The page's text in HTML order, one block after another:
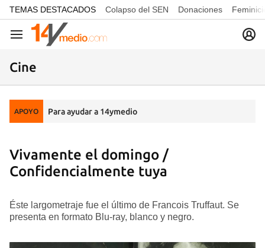
common.go-to-content
TEMAS DESTACADOS Colapso del SEN Donaciones
Navegación
Cine
APOYO Para ayudar a 14ymedio
Vivamente el domingo /
Confidencialmente tuya
Éste largometraje fue el último de Francois Truffaut. Se
presenta en formato Blu-ray, blanco y negro.